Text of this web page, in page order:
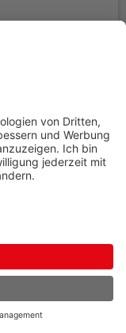
1 Rolle
Artikel pro Seite